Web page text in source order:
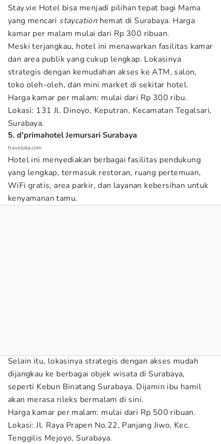
Stay.vie Hotel bisa menjadi pilihan tepat bagi Mama
yang mencari staycation hemat di Surabaya. Harga
kamar per malam mulai dari Rp 300 ribuan.
Meski terjangkau, hotel ini menawarkan fasilitas kamar
dan area publik yang cukup lengkap. Lokasinya
strategis dengan kemudahan akses ke ATM, salon,
toko oleh-oleh, dan mini market di sekitar hotel.
Harga kamar per malam: mulai dari Rp 300 ribu.
Lokasi: 131 Jl. Dinoyo, Keputran, Kecamatan Tegalsari,
Surabaya.
5. d'primahotel Jemursari Surabaya
traveloka.com
Hotel ini menyediakan berbagai fasilitas pendukung
yang lengkap, termasuk restoran, ruang pertemuan,
WiFi gratis, area parkir, dan layanan kebersihan untuk
kenyamanan tamu.
Selain itu, lokasinya strategis dengan akses mudah
dijangkau ke berbagai objek wisata di Surabaya,
seperti Kebun Binatang Surabaya. Dijamin ibu hamil
akan merasa rileks bermalam di sini.
Harga kamar per malam: mulai dari Rp 500 ribuan.
Lokasi: Jl. Raya Prapen No.22, Panjang Jiwo, Kec.
Tenggilis Mejoyo, Surabaya.